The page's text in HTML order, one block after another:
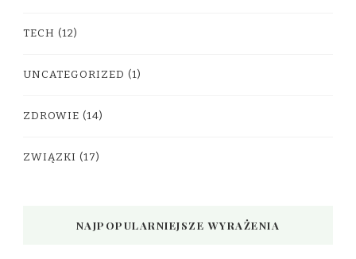
TECH (12)
UNCATEGORIZED (1)
ZDROWIE (14)
ZWIĄZKI (17)
NAJPOPULARNIEJSZE WYRAŻENIA